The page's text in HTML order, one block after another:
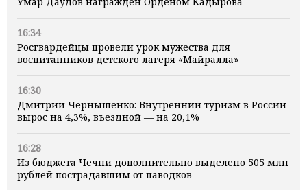
16:34
Росгвардейцы провели урок мужества для
воспитанников детского лагеря «Майралла»
16:30
Дмитрий Чернышенко: Внутренний туризм в России
вырос на 4,3%, въездной — на 20,1%
16:28
Из бюджета Чечни дополнительно выделено 505 млн
рублей пострадавшим от паводков